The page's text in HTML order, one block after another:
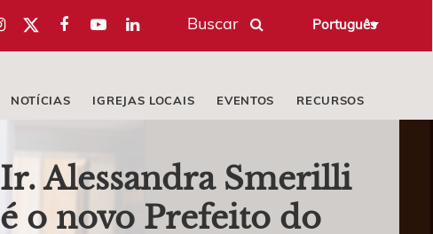
Buscar Português
NOTÍCIAS IGREJAS LOCAIS EVENTOS RECURSOS
Ir. Alessandra Smerilli
é o novo Prefeito do